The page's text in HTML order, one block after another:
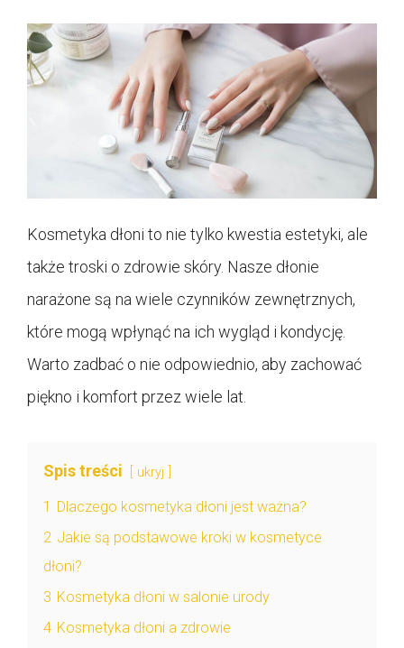
Kosmetyka dłoni to nie tylko kwestia estetyki, ale
także troski o zdrowie skóry. Nasze dłonie
narażone są na wiele czynników zewnętrznych,
które mogą wpłynąć na ich wygląd i kondycję.
Warto zadbać o nie odpowiednio, aby zachować
piękno i komfort przez wiele lat.
Spis treści ukryj
1 Dlaczego kosmetyka dłoni jest ważna?
2 Jakie są podstawowe kroki w kosmetyce
dłoni?
3 Kosmetyka dłoni w salonie urody
4 Kosmetyka dłoni a zdrowie